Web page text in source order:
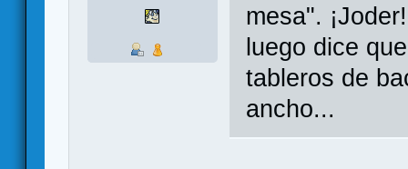
mesa".
luego dice
tableros de
ancho...